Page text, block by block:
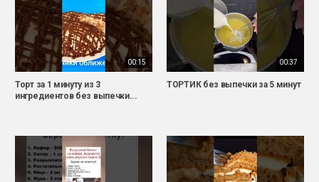
00:15
Торт за 1 минуту из 3
ингредиентов без выпечки...
00:37
ТОРТИК без выпечки за 5 минут